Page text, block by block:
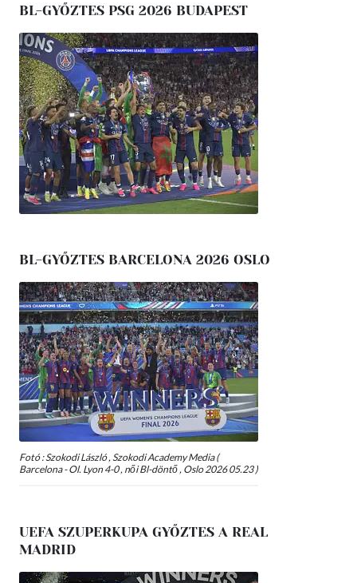
BL-GYŐZTES PSG 2026 BUDAPEST
BL-GYŐZTES BARCELONA 2026 OSLO
Fotó : Szokodi László , Szokodi Academy Media (
Barcelona - Ol. Lyon 4-0 , női Bl-döntő , Oslo 2026 05.23 )
UEFA SZUPERKUPA GYŐZTES A REAL
MADRID